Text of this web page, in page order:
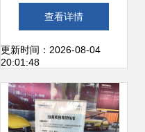
抖音汽车类账号如
何打造爆款？
查看详情
更新时间：2026-08-04
20:01:48